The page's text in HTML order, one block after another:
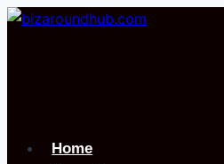
Aller
Home